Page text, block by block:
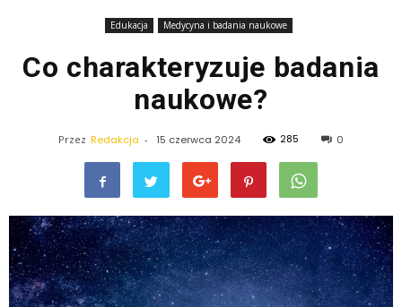
Edukacja Medycyna i badania naukowe
Co charakteryzuje badania
naukowe?
Przez Redakcja - 15 czerwca 2024 285 0